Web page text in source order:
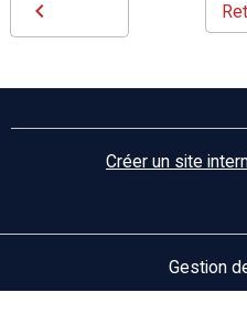
Créer un site
Gestion